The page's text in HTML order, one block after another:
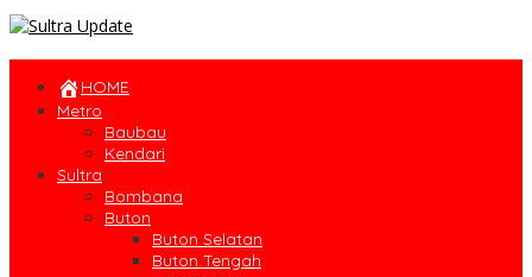
HOME
Metro
Baubau
Kendari
Sultra
Bombana
Buton
Buton Selatan
Buton Tengah